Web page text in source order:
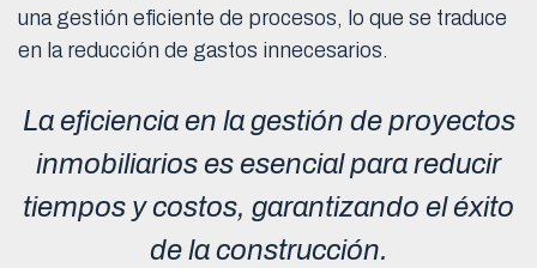
una gestión eficiente de procesos, lo que se traduce
en la reducción de gastos innecesarios.
La eficiencia en la gestión de proyectos
inmobiliarios es esencial para reducir
tiempos y costos, garantizando el éxito
de la construcción.